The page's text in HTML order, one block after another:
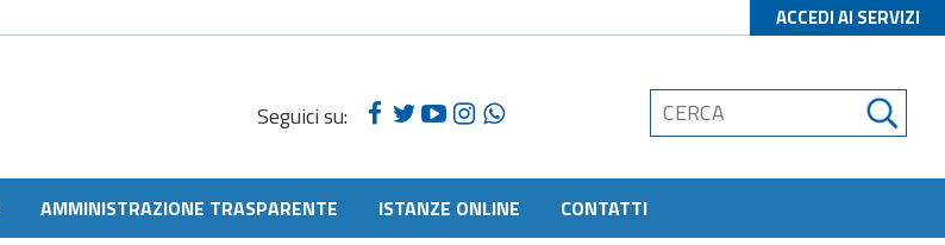
ACCEDI AI SERVIZI
Seguici su:
AMMINISTRAZIONE TRASPARENTE ISTANZE ONLINE CONTATTI